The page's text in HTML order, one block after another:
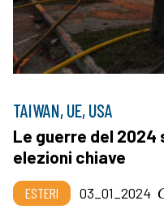
TAIWAN, UE, USA
Le guerre del
elezioni chiave
ESTERI 03_01_2024